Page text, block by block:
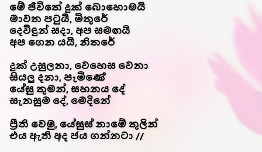
මේ ජීවිතේ දුක් බොහොමයි
මාවත පටුයි, මිතුරේ
දෙවිඳුන් සදා, අප සමඟයි
අප ගෙන යයි, නිතරේ
දුක් උසුලනා, වෙහෙස වෙනා
සියලු දනා, පැමිණේ
යේසු තුමන්, සහනය දේ
සැනසුම දේ, මෙදිනේ
ප්‍රීති වෙමු, යේසුස් නාමේ තුලින්
එය ඇති අද ජය ගන්නටා //